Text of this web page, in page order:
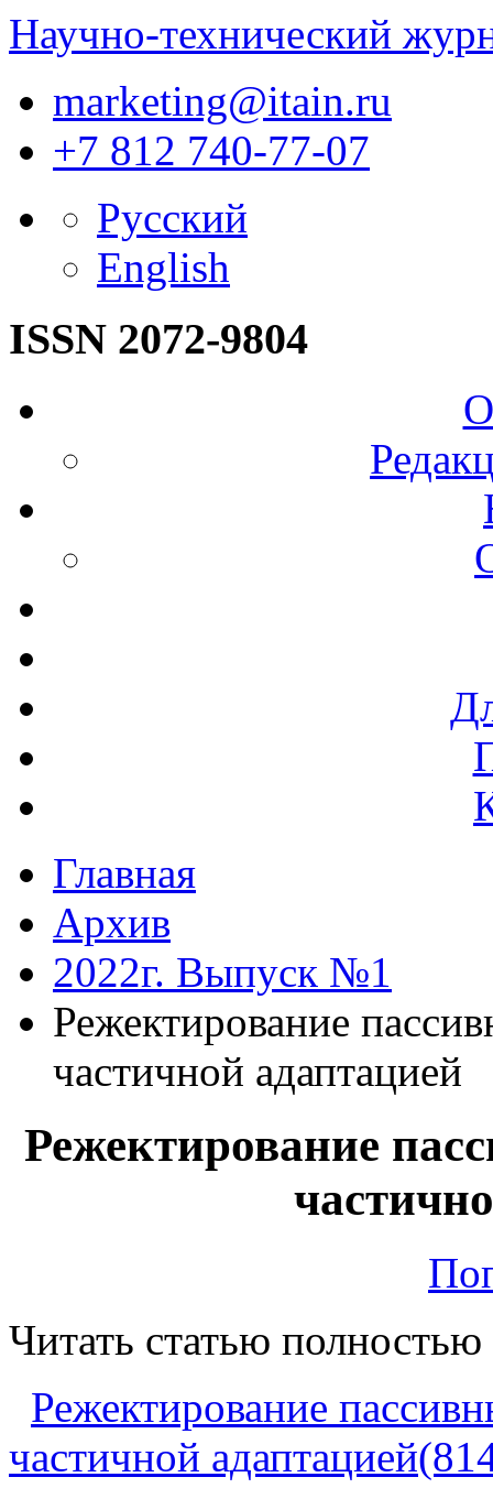
Научно-технический
marketing@itain.ru
+7 812 740-77-07
Русский
English
ISSN 2072-9804
Главная
Архив
2022г. Выпуск №1
Режектирование
частичной адаптацией
Режектирование
Читать статью полностью
Режектирование
частичной